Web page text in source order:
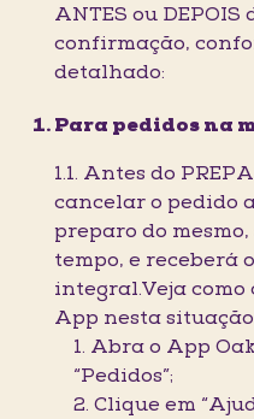
ANTES ou
confirmação,
detalhado:
Para pedidos na
1.1. Antes do
cancelar o pedido
preparo do
tempo, e receberá
integral.Veja como
App nesta
1. Abra o App
“Pedidos”;
2. Clique em